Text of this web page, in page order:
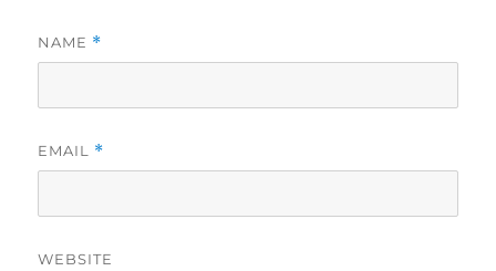
NAME *
EMAIL *
WEBSITE